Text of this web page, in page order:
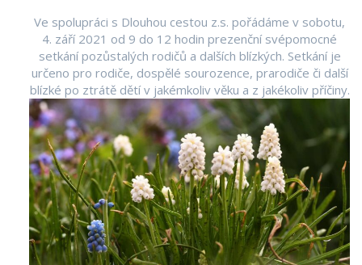
Ve spolupráci s Dlouhou cestou z.s. pořádáme v sobotu,
4. září 2021 od 9 do 12 hodin prezenční svépomocné
setkání pozůstalých rodičů a dalších blízkých. Setkání je
určeno pro rodiče, dospělé sourozence, prarodiče či další
blízké po ztrátě dětí v jakémkoliv věku a z jakékoliv příčiny.